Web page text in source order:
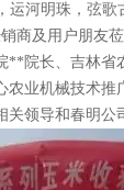
河明珠，弦
商及用户朋友
院长、吉林
业机械技术
领导和春明公